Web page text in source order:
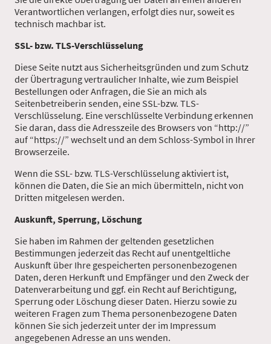
Verantwortlichen verlangen, erfolgt dies nur, soweit es
technisch machbar ist.
SSL- bzw. TLS-Verschlüsselung
Diese Seite nutzt aus Sicherheitsgründen und zum Schutz
der Übertragung vertraulicher Inhalte, wie zum Beispiel
Bestellungen oder Anfragen, die Sie an mich als
Seitenbetreiberin senden, eine SSL-bzw. TLS-
Verschlüsselung. Eine verschlüsselte Verbindung erkennen
Sie daran, dass die Adresszeile des Browsers von “http://”
auf “https://” wechselt und an dem Schloss-Symbol in Ihrer
Browserzeile.
Wenn die SSL- bzw. TLS-Verschlüsselung aktiviert ist,
können die Daten, die Sie an mich übermitteln, nicht von
Dritten mitgelesen werden.
Auskunft, Sperrung, Löschung
Sie haben im Rahmen der geltenden gesetzlichen
Bestimmungen jederzeit das Recht auf unentgeltliche
Auskunft über Ihre gespeicherten personenbezogenen
Daten, deren Herkunft und Empfänger und den Zweck der
Datenverarbeitung und ggf. ein Recht auf Berichtigung,
Sperrung oder Löschung dieser Daten. Hierzu sowie zu
weiteren Fragen zum Thema personenbezogene Daten
können Sie sich jederzeit unter der im Impressum
angegebenen Adresse an uns wenden.